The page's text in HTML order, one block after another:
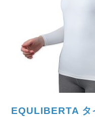
EQULIBERTA タ